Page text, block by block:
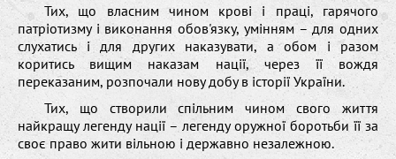
Тих, що власним чином крові і праці, гарячого
патріотизму і виконання обов'язку, умінням – для одних
слухатись і для других наказувати, а обом і разом
коритись вищим наказам нації, через її вождя
переказаним, розпочали нову добу в історії України.
Тих, що створили спільним чином свого життя
найкращу легенду нації – легенду оружної боротьби її за
своє право жити вільною і державно незалежною.